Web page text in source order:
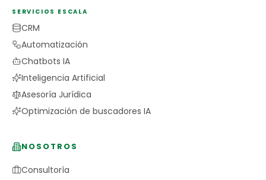
SERVICIOS ESCALA
CRM
Automatización
Chatbots IA
Inteligencia Artificial
Asesoría Jurídica
Optimización de buscadores IA
NOSOTROS
Consultoría